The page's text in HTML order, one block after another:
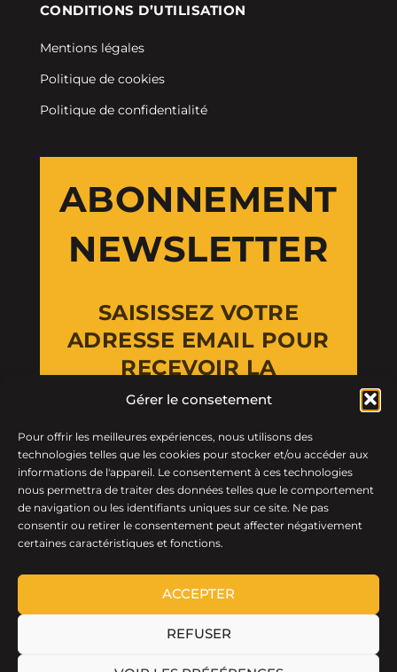
Gérer le consetement
Pour offrir les meilleures expériences, nous utilisons des
technologies telles que les cookies pour stocker et/ou accéder aux
informations de l'appareil. Le consentement à ces technologies
nous permettra de traiter des données telles que le comportement
de navigation ou les identifiants uniques sur ce site. Ne pas
consentir ou retirer le consentement peut affecter négativement
certaines caractéristiques et fonctions.
ACCEPTER
REFUSER
CONDITIONS D’UTILISATION
Mentions légales
Politique de cookies
Politique de confidentialité
ABONNEMENT
NEWSLETTER
SAISISSEZ VOTRE
ADRESSE EMAIL POUR
RECEVOIR LA
NEWSLETTER
Email Address
LTF © 2026 · Tous droits réservés.